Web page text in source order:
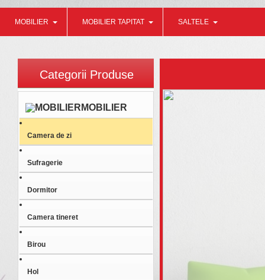
MOBILIER MOBILIER TAPITAT SALTELE
Categorii Produse
MOBILIER
Camera de zi
Sufragerie
Dormitor
Camera tineret
Birou
Hol